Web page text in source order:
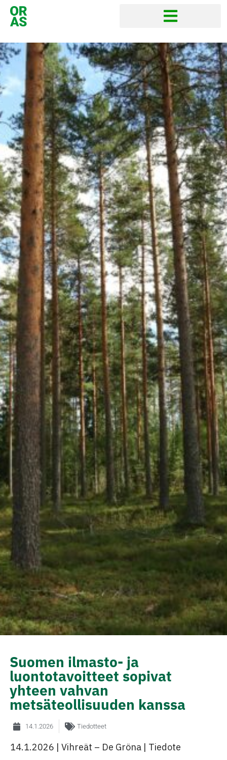
Suomen ilmasto- ja
luontotavoitteet sopivat
yhteen vahvan
metsäteollisuuden kanssa
14.1.2026 Tiedotteet
14.1.2026 | Vihreät – De Gröna | Tiedote